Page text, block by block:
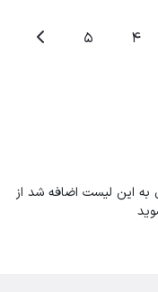
4
5
به این لیست اضافه شد از